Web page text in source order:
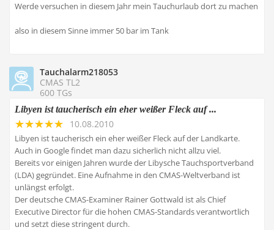
Werde versuchen in diesem Jahr mein Tauchurlaub dort zu machen
also in diesem Sinne immer 50 bar im Tank
Tauchalarm218053
CMAS TL2
600 TGs
Libyen ist taucherisch ein eher weißer Fleck auf ...
10.08.2010
Libyen ist taucherisch ein eher weißer Fleck auf der Landkarte.
Auch in Google findet man dazu sicherlich nicht allzu viel.
Bereits vor einigen Jahren wurde der Libysche Tauchsportverband
(LDA) gegründet. Eine Aufnahme in den CMAS-Weltverband ist
unlängst erfolgt.
Der deutsche CMAS-Examiner Rainer Gottwald ist als Chief
Executive Director für die hohen CMAS-Standards verantwortlich
und setzt diese stringent durch.